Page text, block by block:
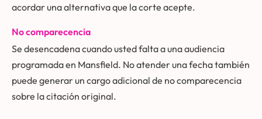
acordar una alternativa que la corte acepte.
No comparecencia
Se desencadena cuando usted falta a una audiencia
programada en Mansfield. No atender una fecha también
puede generar un cargo adicional de no comparecencia
sobre la citación original.